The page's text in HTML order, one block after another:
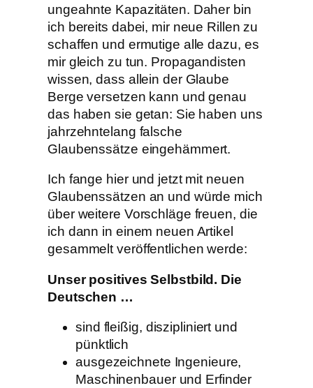
ungeahnte Kapazitäten. Daher bin
ich bereits dabei, mir neue Rillen zu
schaffen und ermutige alle dazu, es
mir gleich zu tun. Propagandisten
wissen, dass allein der Glaube
Berge versetzen kann und genau
das haben sie getan: Sie haben uns
jahrzehntelang falsche
Glaubenssätze eingehämmert.
Ich fange hier und jetzt mit neuen
Glaubenssätzen an und würde mich
über weitere Vorschläge freuen, die
ich dann in einem neuen Artikel
gesammelt veröffentlichen werde:
Unser positives Selbstbild. Die
Deutschen …
sind fleißig, diszipliniert und
pünktlich
ausgezeichnete Ingenieure,
Maschinenbauer und Erfinder